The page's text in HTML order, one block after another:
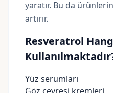
yaratır. Bu da
artırır.
Resveratrol
Yüz serumları